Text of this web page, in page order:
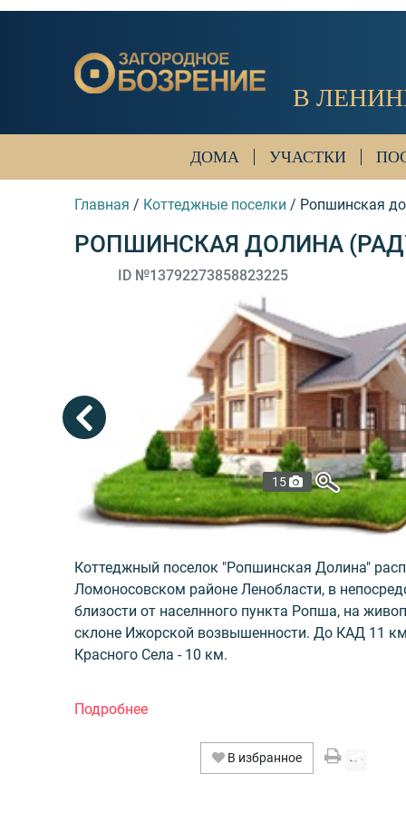
В
ДОМА УЧАСТКИ
Главная / Коттеджные поселки / Ропшинская
РОПШИНСКАЯ ДОЛИНА
ID №13792273858823225
15
Коттеджный поселок "Ропшинская Долина"
Ломоносовском районе Ленобласти, в
близости от населнного пункта Ропша, на
склоне Ижорской возвышенности. До КАД 11
Красного Села - 10 км.
и ЦАРСКИЙ СКЛОН. Общая площадь поселка 3 Га
на 191 надел. Форма собственности ДНП.
предлагаются земельные участки 8 - 20 соток.
В избранное